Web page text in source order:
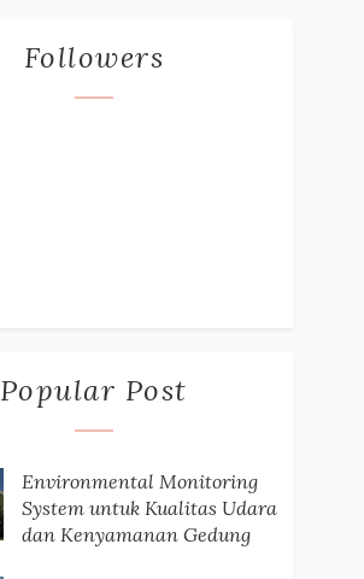
Followers
Popular Post
Environmental Monitoring
System untuk Kualitas Udara
dan Kenyamanan Gedung